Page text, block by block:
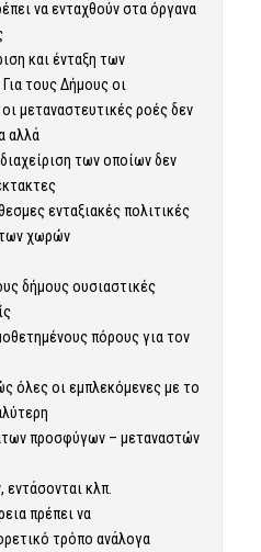
να ενταχθούν στα όργανα
και ένταξη των
τους Δήμους οι
μεταναστευτικές ροές δεν
αλλά
των οποίων δεν
ενταξιακές πολιτικές
των χωρών
δήμους ουσιαστικές
πόρους για τον
όλες οι εμπλεκόμενες με το
προσφύγων – μεταναστών
εντάσονται κλπ.
πρέπει να
τρόπο ανάλογα